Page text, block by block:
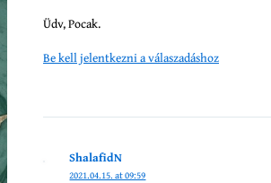
Üdv, Pocak.
Be kell jelentkezni a válaszadáshoz
ShalafidN
2021.04.15. at 09:59